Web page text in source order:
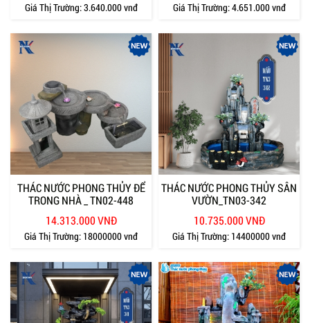
Giá Thị Trường:3.640.000 vnđ Giá Thị Trường:4.651.000 vnđ
THÁC NƯỚC PHONG THỦY ĐỂ
TRONG NHÀ _ TN02-448
14.313.000 VNĐ
Giá Thị Trường: 18000000 vnđ
THÁC NƯỚC PHONG THỦY SÂN
VƯỜN_TN03-342
10.735.000 VNĐ
Giá Thị Trường: 14400000 vnđ